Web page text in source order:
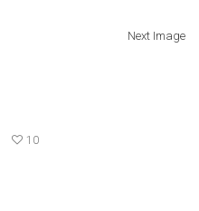
Next Image
10